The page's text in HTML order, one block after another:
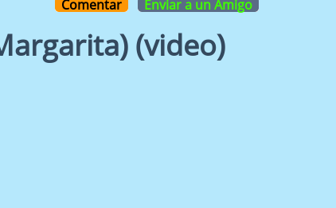
Comentar Enviar a un Amigo
(video)